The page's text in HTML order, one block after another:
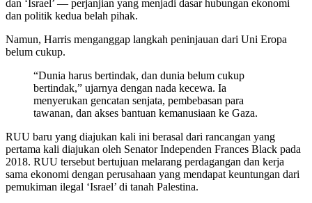
dan ‘Israel’ — perjanjian yang menjadi dasar hubungan ekonomi
dan politik kedua belah pihak.
Namun, Harris menganggap langkah peninjauan dari Uni Eropa
belum cukup.
“Dunia harus bertindak, dan dunia belum cukup
bertindak,” ujarnya dengan nada kecewa. Ia
menyerukan gencatan senjata, pembebasan para
tawanan, dan akses bantuan kemanusiaan ke Gaza.
RUU baru yang diajukan kali ini berasal dari rancangan yang
pertama kali diajukan oleh Senator Independen Frances Black pada
2018. RUU tersebut bertujuan melarang perdagangan dan kerja
sama ekonomi dengan perusahaan yang mendapat keuntungan dari
pemukiman ilegal ‘Israel’ di tanah Palestina.